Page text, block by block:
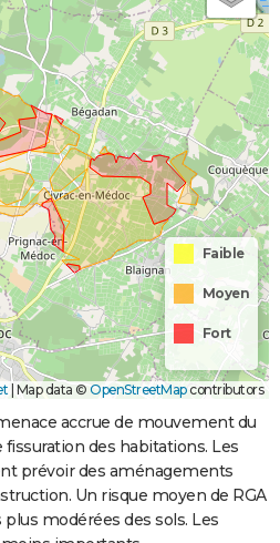
Faible
Moyen
Fort
| Map data © OpenStreetMapcontributors
accrue de mouvement du
des habitations. Les
prévoir des aménagements
Un risque moyen de RGA
modérées des sols. Les